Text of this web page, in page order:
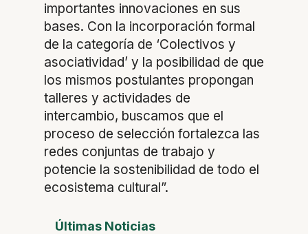
importantes innovaciones en sus
bases. Con la incorporación formal
de la categoría de ‘Colectivos y
asociatividad’ y la posibilidad de que
los mismos postulantes propongan
talleres y actividades de
intercambio, buscamos que el
proceso de selección fortalezca las
redes conjuntas de trabajo y
potencie la sostenibilidad de todo el
ecosistema cultural”.
Últimas Noticias